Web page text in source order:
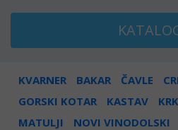
KVARNER BAKAR ČAVLE
GORSKI KOTAR
KASTAV KRK
MATULJI
NOVI VINODOLSKI